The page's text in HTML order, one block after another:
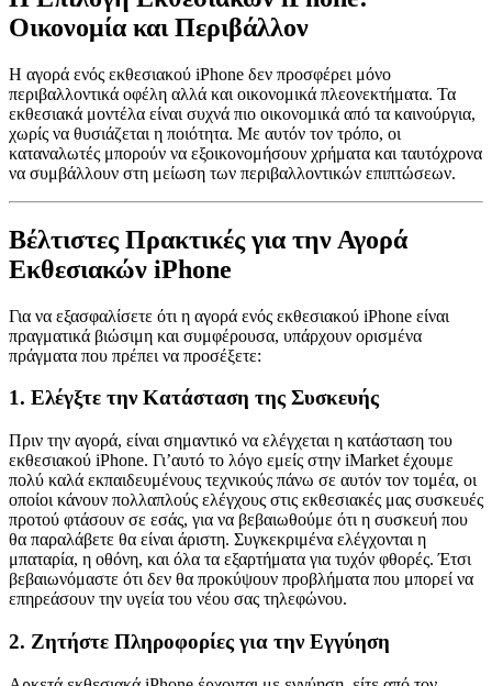
Οικονομία και Περιβάλλον
Η αγορά ενός εκθεσιακού iPhone δεν προσφέρει μόνο
περιβαλλοντικά οφέλη αλλά και οικονομικά πλεονεκτήματα. Τα
εκθεσιακά μοντέλα είναι συχνά πιο οικονομικά από τα καινούργια,
χωρίς να θυσιάζεται η ποιότητα. Με αυτόν τον τρόπο, οι
καταναλωτές μπορούν να εξοικονομήσουν χρήματα και ταυτόχρονα
να συμβάλλουν στη μείωση των περιβαλλοντικών επιπτώσεων.
Βέλτιστες Πρακτικές για την Αγορά
Εκθεσιακών iPhone
Για να εξασφαλίσετε ότι η αγορά ενός εκθεσιακού iPhone είναι
πραγματικά βιώσιμη και συμφέρουσα, υπάρχουν ορισμένα
πράγματα που πρέπει να προσέξετε:
1. Ελέγξτε την Κατάσταση της Συσκευής
Πριν την αγορά, είναι σημαντικό να ελέγχεται η κατάσταση του
εκθεσιακού iPhone. Γι’αυτό το λόγο εμείς στην iMarket έχουμε
πολύ καλά εκπαιδευμένους τεχνικούς πάνω σε αυτόν τον τομέα, οι
οποίοι κάνουν πολλαπλούς ελέγχους στις εκθεσιακές μας συσκευές
προτού φτάσουν σε εσάς, για να βεβαιωθούμε ότι η συσκευή που
θα παραλάβετε θα είναι άριστη. Συγκεκριμένα ελέγχονται η
μπαταρία, η οθόνη, και όλα τα εξαρτήματα για τυχόν φθορές. Έτσι
βεβαιωνόμαστε ότι δεν θα προκύψουν προβλήματα που μπορεί να
επηρεάσουν την υγεία του νέου σας τηλεφώνου.
2. Ζητήστε Πληροφορίες για την Εγγύηση